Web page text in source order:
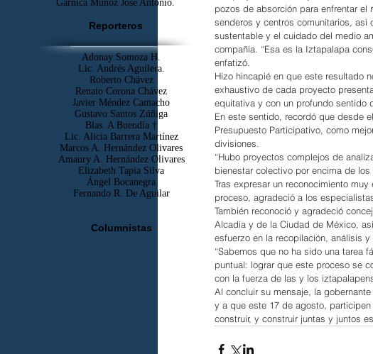
pozos de absorción para enfrentar
senderos y centros comunitarios, así
sustentable y el cuidado del medio
compañía. “Esa es la Iztapalapa
enfatizó.
Hizo hincapié en que este resultado
exhaustivo de cada proyecto
equitativa y con un profundo sentido
En este sentido, recordó que desde
Presupuesto Participativo, como
divisiones.
“Hubo proyectos complejos de
bienestar colectivo por encima de
Tras expresar un reconocimiento
proceso, agradeció a los
También reconoció y agradeció
Alcadía y de la Ciudad de México,
esfuerzo en la recopilación, análisis
“Sabemos que no ha sido una tarea
puntual: lograr que este proceso se
con la fuerza de las y los
Al concluir su mensaje, la
y a que este 17 de agosto,
construir, y construir juntas y juntos
Garnica Muñoz José Antonio.
Reporteros
Adonay Somoza H.
Lic. Andrés Aguilera.
Roberto Chávez
Renato Corona Chávez
Javier Méndez Camacho
Gustavo Santos Zúñiga
Blas. A Buendía †
​Lic. Alicia Barrera Martínez
Marcos A. Hernández Olivares
Amaury A. Hernández Olivares
Elizabeth Tapia Silva
Ángel Bocanegra
Fernando R. De Aguilar
Columnistas